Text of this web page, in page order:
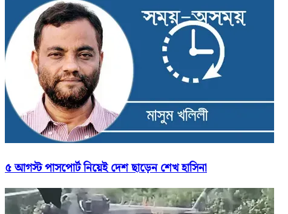
৫ আগস্ট পাসপোর্ট নিয়েই দেশ ছাড়েন শেখ হাসিনা